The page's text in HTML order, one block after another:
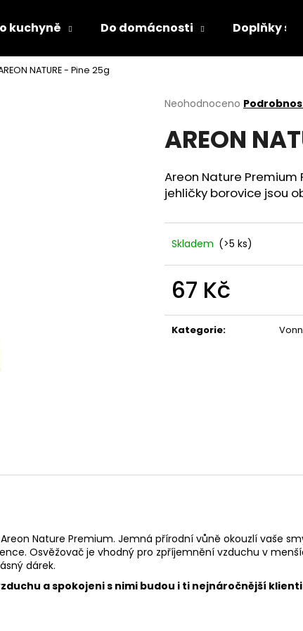
kuchyně Do domácnosti Doplňky s
NATURE - Pine 25g
Průměrné
produktu
je
z
5
hvězdiček.
Neohodnoceno
AREON
Areon Nature
jehličky borovice jsou
Skladem (>5 ks)
67 Kč
cena:
Kategorie:
Nature Premium. Jemná přírodní vůně okouzlí vaše
Osvěžovač je vhodný pro zpříjemnění vzduchu v
dárek.
a spokojeni s nimi budou i ti nejnáročnější
Co potřebujete najít?
HLEDAT
Kč
PÁNEVNÍ